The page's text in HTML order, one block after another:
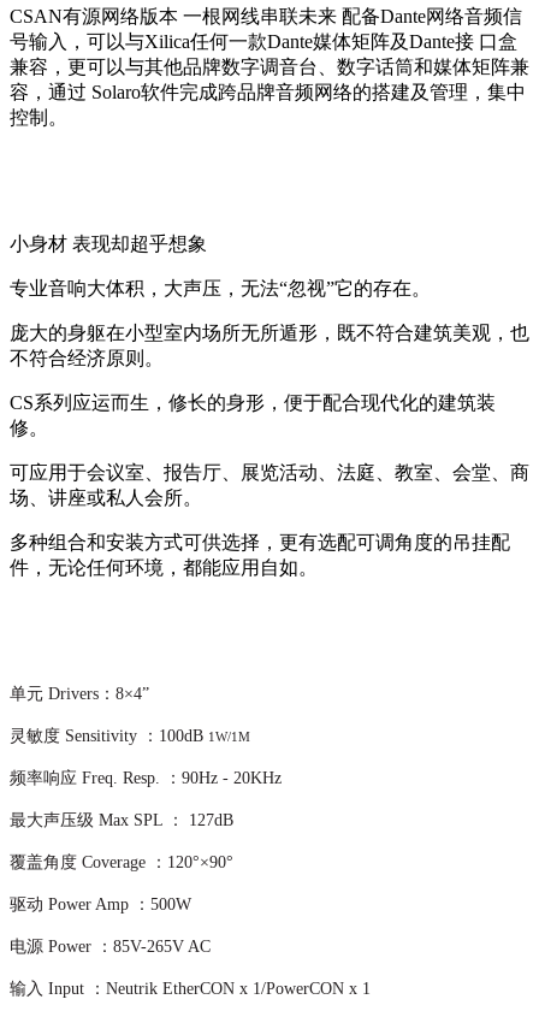
CSAN有源网络版本 一根网线串联未来 配备Dante网络音频信
号输入，可以与Xilica任何一款Dante媒体矩阵及Dante接 口盒
兼容，更可以与其他品牌数字调音台、数字话筒和媒体矩阵兼
容，通过 Solaro软件完成跨品牌音频网络的搭建及管理，集中
控制。
小身材 表现却超乎想象
专业音响大体积，大声压，无法“忽视”它的存在。
庞大的身躯在小型室内场所无所遁形，既不符合建筑美观，也
不符合经济原则。
CS系列应运而生，修长的身形，便于配合现代化的建筑装
修。
可应用于会议室、报告厅、展览活动、法庭、教室、会堂、商
场、讲座或私人会所。
多种组合和安装方式可供选择，更有选配可调角度的吊挂配
件，无论任何环境，都能应用自如。
单元 Drivers：8×4”
灵敏度 Sensitivity ：100dB 1W/1M
频率响应 Freq. Resp. ：90Hz - 20KHz
最大声压级 Max SPL ： 127dB
覆盖角度 Coverage ：120°×90°
驱动 Power Amp ：500W
电源 Power ：85V-265V AC
输入 Input ：Neutrik EtherCON x 1/PowerCON x 1